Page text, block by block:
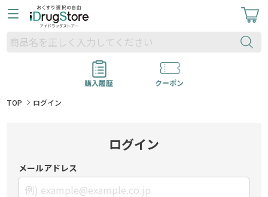
購入履歴
クーポン
TOP
ログイン
ログイン
メールアドレス